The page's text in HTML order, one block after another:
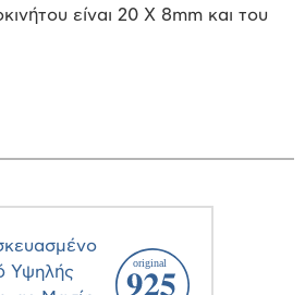
είναι 20 X 8mm και του
Υψηλής